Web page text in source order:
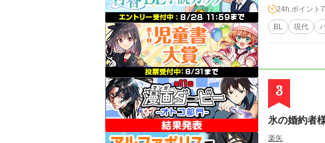
24h.ポイント
BL 現代
3
氷の婚約者
楽矢